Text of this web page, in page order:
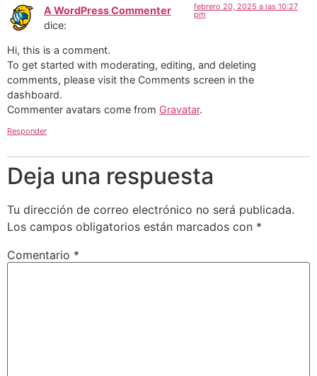
A WordPress Commenter
dice:
febrero 20, 2025 a las 10:27
pm
Hi, this is a comment.
To get started with moderating, editing, and deleting
comments, please visit the Comments screen in the
dashboard.
Commenter avatars come from Gravatar.
Responder
Deja una respuesta
Tu dirección de correo electrónico no será publicada.
Los campos obligatorios están marcados con *
Comentario *